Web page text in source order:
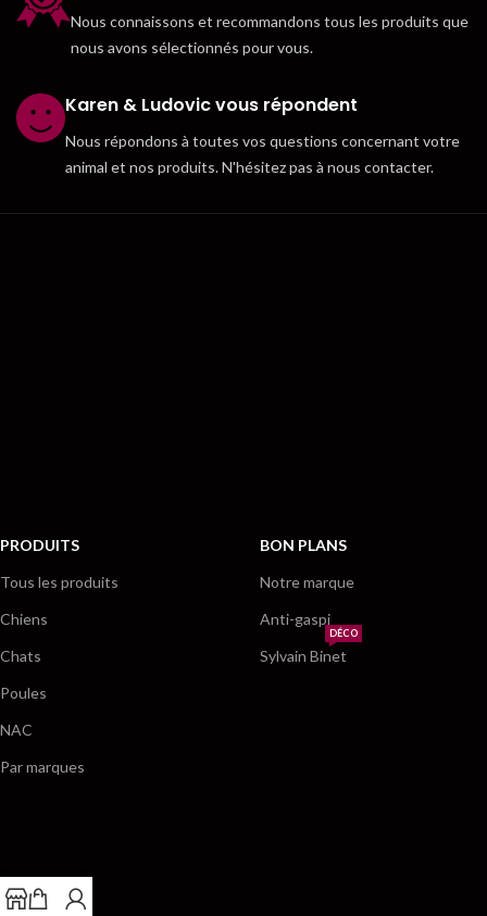
Nous connaissons et recommandons tous les produits que
nous avons sélectionnés pour vous.
Karen & Ludovic vous répondent
Nous répondons à toutes vos questions concernant votre
animal et nos produits. N'hésitez pas à nous contacter.
PRODUITS
Tous les produits
Chiens
Chats
Poules
NAC
Par marques
BON PLANS
Notre marque
Anti-gaspi
Sylvain Binet
DÉCO